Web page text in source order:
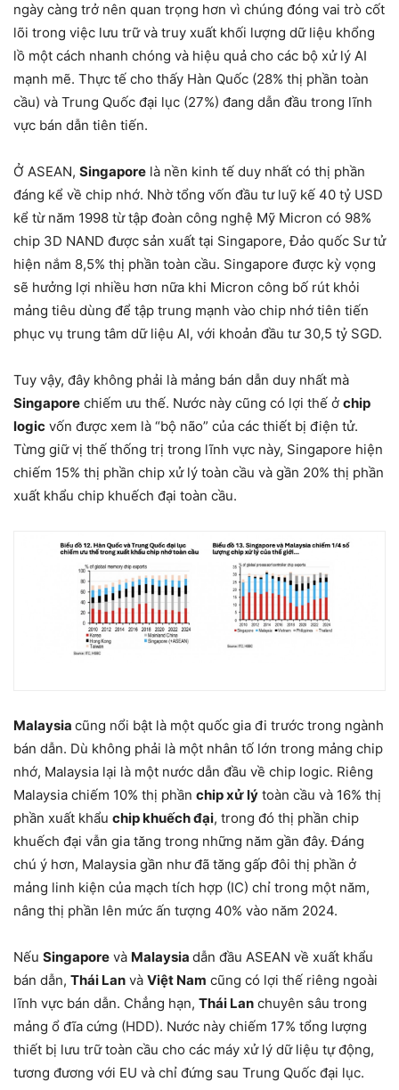
ngày càng trở nên quan trọng hơn vì chúng đóng vai trò cốt
lõi trong việc lưu trữ và truy xuất khối lượng dữ liệu khổng
lồ một cách nhanh chóng và hiệu quả cho các bộ xử lý AI
mạnh mẽ. Thực tế cho thấy Hàn Quốc (28% thị phần toàn
cầu) và Trung Quốc đại lục (27%) đang dẫn đầu trong lĩnh
vực bán dẫn tiên tiến.
Ở ASEAN, Singapore là nền kinh tế duy nhất có thị phần
đáng kể về chip nhớ. Nhờ tổng vốn đầu tư luỹ kế 40 tỷ USD
kể từ năm 1998 từ tập đoàn công nghệ Mỹ Micron có 98%
chip 3D NAND được sản xuất tại Singapore, Đảo quốc Sư tử
hiện nắm 8,5% thị phần toàn cầu. Singapore được kỳ vọng
sẽ hưởng lợi nhiều hơn nữa khi Micron công bố rút khỏi
mảng tiêu dùng để tập trung mạnh vào chip nhớ tiên tiến
phục vụ trung tâm dữ liệu AI, với khoản đầu tư 30,5 tỷ SGD.
Tuy vậy, đây không phải là mảng bán dẫn duy nhất mà
Singapore chiếm ưu thế. Nước này cũng có lợi thế ở chip
logic vốn được xem là “bộ não” của các thiết bị điện tử.
Từng giữ vị thế thống trị trong lĩnh vực này, Singapore hiện
chiếm 15% thị phần chip xử lý toàn cầu và gần 20% thị phần
xuất khẩu chip khuếch đại toàn cầu.
Malaysia cũng nổi bật là một quốc gia đi trước trong ngành
bán dẫn. Dù không phải là một nhân tố lớn trong mảng chip
nhớ, Malaysia lại là một nước dẫn đầu về chip logic. Riêng
Malaysia chiếm 10% thị phần chip xử lý toàn cầu và 16% thị
phần xuất khẩu chip khuếch đại, trong đó thị phần chip
khuếch đại vẫn gia tăng trong những năm gần đây. Đáng
chú ý hơn, Malaysia gần như đã tăng gấp đôi thị phần ở
mảng linh kiện của mạch tích hợp (IC) chỉ trong một năm,
nâng thị phần lên mức ấn tượng 40% vào năm 2024.
Nếu Singapore và Malaysia dẫn đầu ASEAN về xuất khẩu
bán dẫn, Thái Lan và Việt Nam cũng có lợi thế riêng ngoài
lĩnh vực bán dẫn. Chẳng hạn, Thái Lan chuyên sâu trong
mảng ổ đĩa cứng (HDD). Nước này chiếm 17% tổng lượng
thiết bị lưu trữ toàn cầu cho các máy xử lý dữ liệu tự động,
tương đương với EU và chỉ đứng sau Trung Quốc đại lục.